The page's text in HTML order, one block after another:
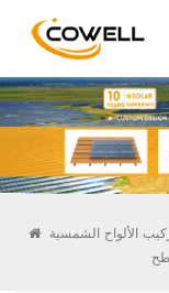
الألواح الشمسية